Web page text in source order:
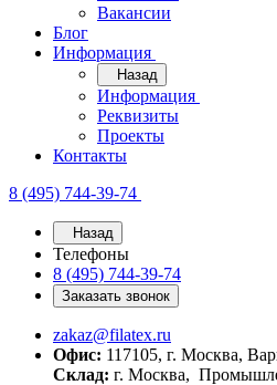
Вакансии
Блог
Информация
Назад
Информация
Реквизиты
Проекты
Контакты
8 (495) 744-39-74
Назад
Телефоны
8 (495) 744-39-74
Заказать звонок
zakaz@filatex.ru
Офис: 117105, г. Москва,
Склад: г. Москва,